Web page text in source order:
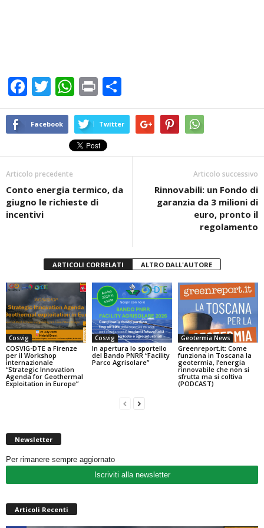
F
a
c
b
o
o
k
T
wi
tt
W
h
at
s
A
p
Pr
in
t
o
n
vi
Facebook Twitter
Articolo precedente
Conto energia termico, da
giugno le richieste di
incentivi
Articolo successivo
Rinnovabili: un Fondo di
garanzia da 3 milioni di
euro, pronto il
regolamento
ARTICOLI CORRELATI ALTRO DALL'AUTORE
Cosvig
COSVIG-DTE a Firenze
per il Workshop
internazionale
“Strategic Innovation
Agenda for Geothermal
Exploitation in Europe”
Cosvig
In apertura lo sportello
del Bando PNRR “Facility
Parco Agrisolare”
Geotermia News
Greenreport.it: Come
funziona in Toscana la
geotermia, l’energia
rinnovabile che non si
sfrutta ma si coltiva
(PODCAST)
Newsletter
Per rimanere sempre aggiornato
Iscriviti alla newsletter
Articoli Recenti